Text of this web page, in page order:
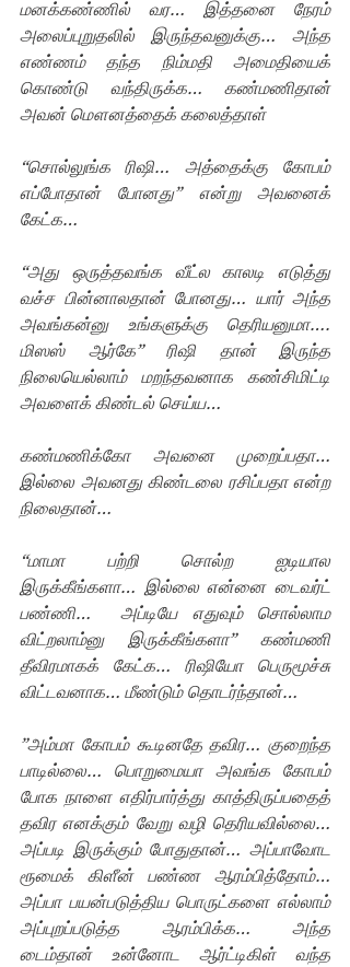
மனக்கண்ணில் வர… இத்தனை நேரம்
அலைப்புறுதலில் இருந்தவனுக்கு… அந்த
எண்ணம் தந்த நிம்மதி அமைதியைக்
கொண்டு வந்திருக்க… கண்மணிதான்
அவன் மௌனத்தைக் கலைத்தாள்
“சொல்லுங்க ரிஷி… அத்தைக்கு கோபம்
எப்போதான் போனது” என்று அவனைக்
கேட்க…
“அது ஒருத்தவங்க வீட்ல காலடி எடுத்து
வச்ச பின்னாலதான் போனது… யார் அந்த
அவங்கன்னு உங்களுக்கு தெரியனுமா….
மிஸஸ் ஆர்கே” ரிஷி தான் இருந்த
நிலையெல்லாம் மறந்தவனாக கண்சிமிட்டி
அவளைக் கிண்டல் செய்ய…
கண்மணிக்கோ அவனை முறைப்பதா…
இல்லை அவனது கிண்டலை ரசிப்பதா என்ற
நிலைதான்…
“மாமா பற்றி சொல்ற ஐடியால
இருக்கீங்களா… இல்லை என்னை டைவர்ட்
பண்ணி…  அப்டியே எதுவும் சொல்லாம
விட்றலாம்னு இருக்கீங்களா” கண்மணி
தீவிரமாகக் கேட்க… ரிஷியோ பெருமூச்சு
விட்டவனாக… மீண்டும் தொடர்ந்தான்…
”அம்மா கோபம் கூடினதே தவிர… குறைந்த
பாடில்லை… பொறுமையா அவங்க கோபம்
போக நாளை எதிர்பார்த்து காத்திருப்பதைத்
தவிர எனக்கும் வேறு வழி தெரியவில்லை…
அப்படி இருக்கும் போதுதான்… அப்பாவோட
ரூமைக் கிளீன் பண்ண ஆரம்பித்தோம்…
அப்பா பயன்படுத்திய பொருட்களை எல்லாம்
அப்புறப்படுத்த ஆரம்பிக்க… அந்த
டைம்தான் உன்னோட ஆர்ட்டிகிள் வந்த